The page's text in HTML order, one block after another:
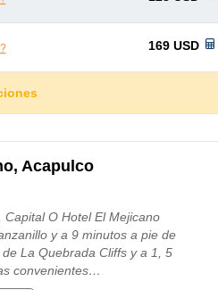
169 USD
Acapulco
O Hotel El Mejicano
y a 9 minutos a pie de
La Quebrada Cliffs y a 1, 5
convenientes…